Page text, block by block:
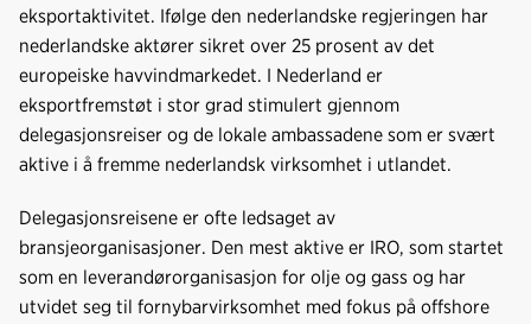
eksportaktivitet. Ifølge den nederlandske regjeringen har
nederlandske aktører sikret over 25 prosent av det
europeiske havvindmarkedet. I Nederland er
eksportfremstøt i stor grad stimulert gjennom
delegasjonsreiser og de lokale ambassadene som er svært
aktive i å fremme nederlandsk virksomhet i utlandet.
Delegasjonsreisene er ofte ledsaget av
bransjeorganisasjoner. Den mest aktive er IRO, som startet
som en leverandørorganisasjon for olje og gass og har
utvidet seg til fornybarvirksomhet med fokus på offshore